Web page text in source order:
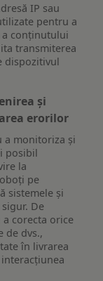
IP sau
pentru a
conținutului
transmiterea
dispozitivul
și
erorilor
a monitoriza și
posibil
la
pe
sistemele și
De
corecta orice
de dvs.,
în livrarea